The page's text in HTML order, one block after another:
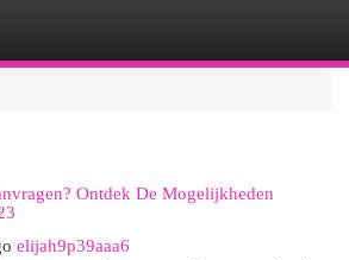
Ontdek De Mogelijkheden
elijah9p39aaa6